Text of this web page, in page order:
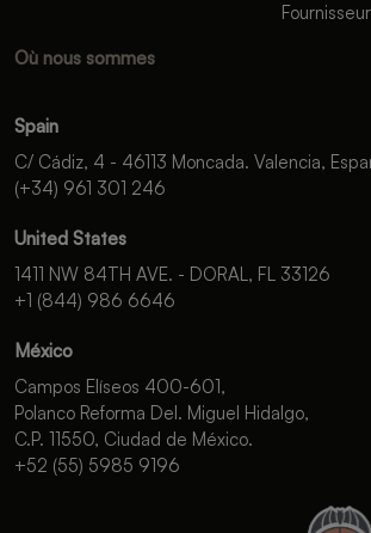
Où nous sommes
Spain
C/ Cádiz, 4 - 46113 Moncada. Valencia,
(+34) 961 301 246
United States
1411 NW 84TH AVE. - DORAL, FL 33126
+1 (844) 986 6646
México
Campos Elíseos 400-601,
Polanco Reforma Del. Miguel Hidalgo,
C.P. 11550, Ciudad de México.
+52 (55) 5985 9196